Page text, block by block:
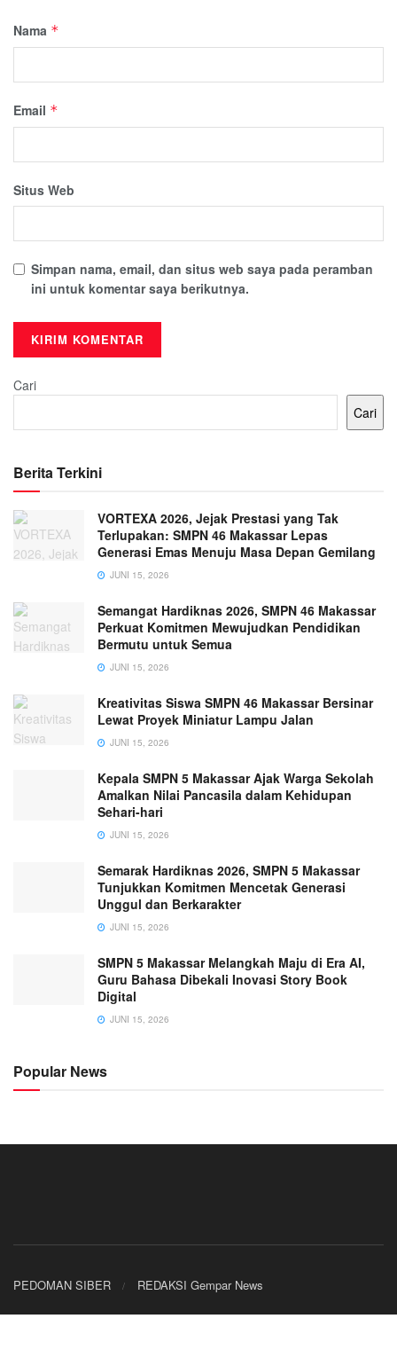
Nama *
Email *
Situs Web
Simpan nama, email, dan situs web saya pada peramban
ini untuk komentar saya berikutnya.
Cari
Cari
Berita Terkini
VORTEXA 2026, Jejak Prestasi yang Tak
Terlupakan: SMPN 46 Makassar Lepas
Generasi Emas Menuju Masa Depan Gemilang
JUNI 15, 2026
Semangat Hardiknas 2026, SMPN 46 Makassar
Perkuat Komitmen Mewujudkan Pendidikan
Bermutu untuk Semua
JUNI 15, 2026
Kreativitas Siswa SMPN 46 Makassar Bersinar
Lewat Proyek Miniatur Lampu Jalan
JUNI 15, 2026
Kepala SMPN 5 Makassar Ajak Warga Sekolah
Amalkan Nilai Pancasila dalam Kehidupan
Sehari-hari
JUNI 15, 2026
Semarak Hardiknas 2026, SMPN 5 Makassar
Tunjukkan Komitmen Mencetak Generasi
Unggul dan Berkarakter
JUNI 15, 2026
SMPN 5 Makassar Melangkah Maju di Era AI,
Guru Bahasa Dibekali Inovasi Story Book
Digital
JUNI 15, 2026
Popular News
PEDOMAN SIBER REDAKSI Gempar News
© 2026JNews- Premium WordPress news & magazine theme byJegtheme.